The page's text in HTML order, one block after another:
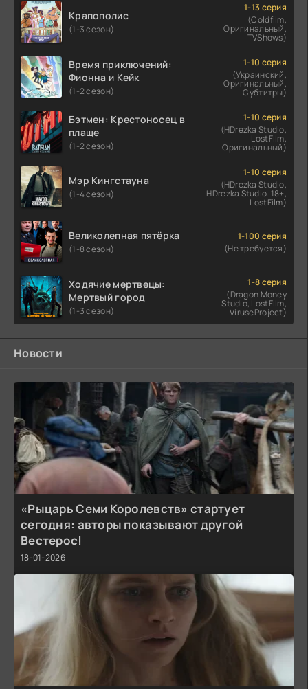
Крапополис
(1-3 сезон)
1-13 серия
(Coldfilm,
Оригинальный,
TVShows)
Время приключений:
Фионна и Кейк
(1-2 сезон)
1-10 серия
(Украинский,
Оригинальный,
Субтитры)
Бэтмен: Крестоносец в
плаще
(1-2 сезон)
1-10 серия
(HDrezka Studio,
LostFilm,
Оригинальный)
Мэр Кингстауна
(1-4 сезон)
1-10 серия
(HDrezka Studio,
HDrezka Studio. 18+,
LostFilm)
Великолепная пятёрка
(1-8 сезон)
1-100 серия
(Не требуется)
Ходячие мертвецы:
Мертвый город
(1-3 сезон)
1-8 серия
(Dragon Money
Studio, LostFilm,
ViruseProject)
Новости
«Рыцарь Семи Королевств» стартует
сегодня: авторы показывают другой
Вестерос!
18-01-2026